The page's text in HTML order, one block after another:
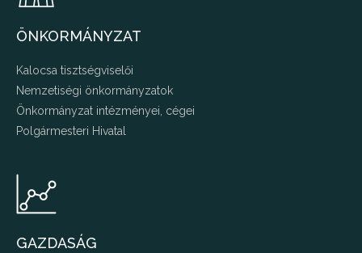
ÖNKORMÁNYZAT
Kalocsa tisztségviselői
Nemzetiségi önkormányzatok
Önkormányzat intézményei, cégei
Polgármesteri Hivatal
GAZDASÁG